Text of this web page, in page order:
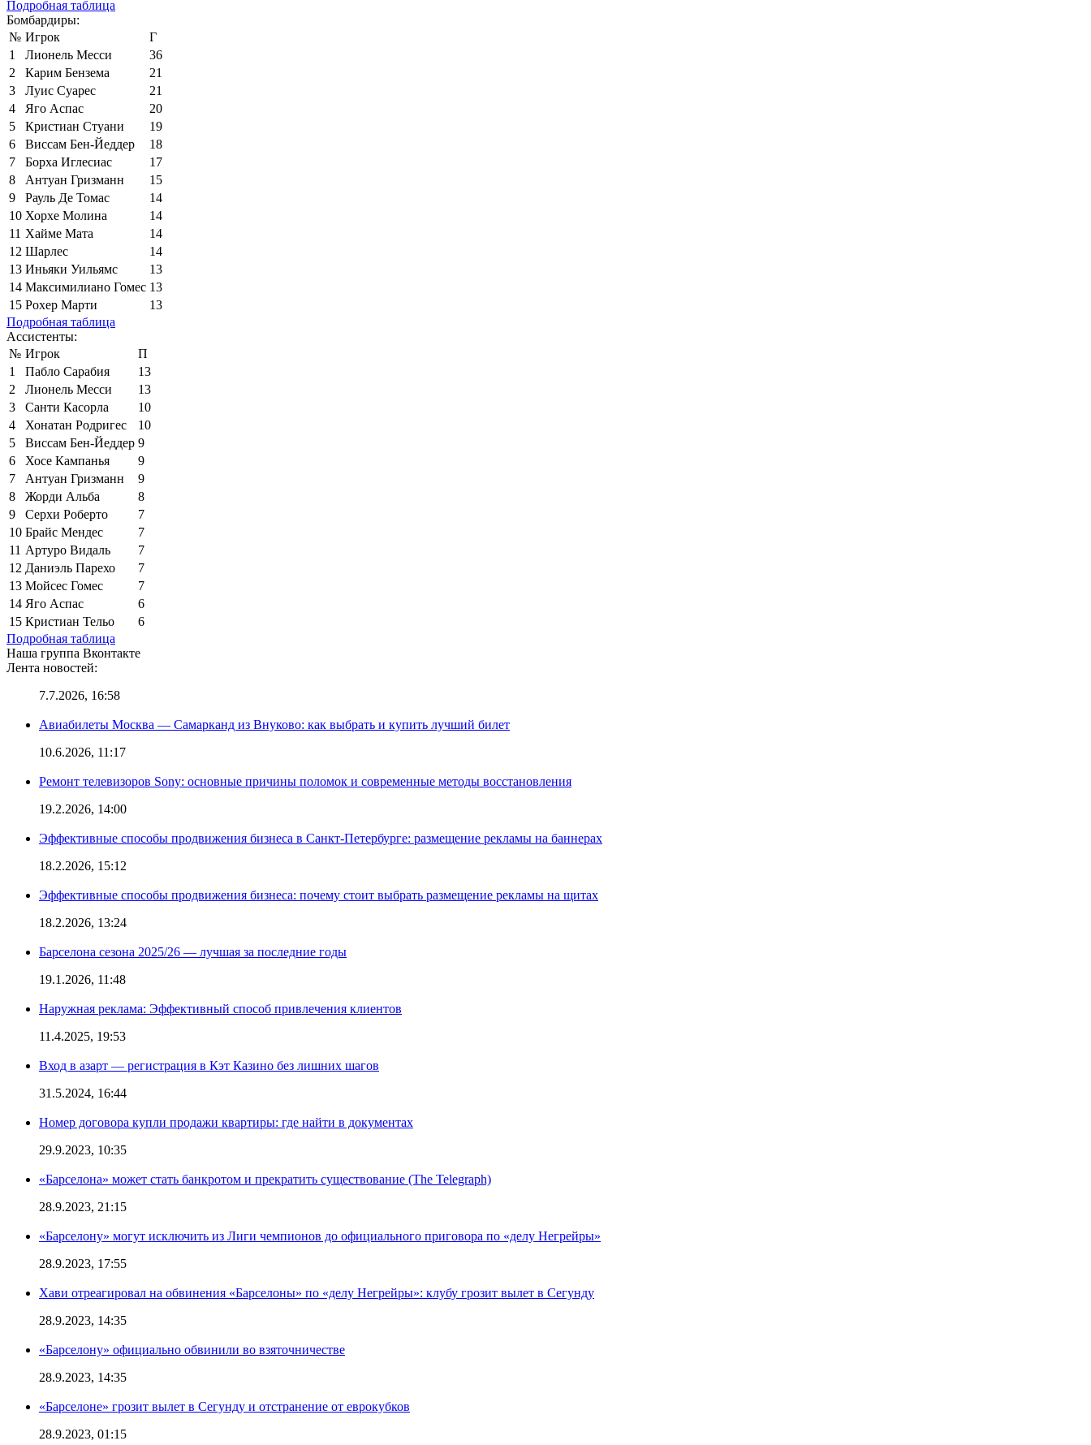
Подробная таблица
Бомбардиры:
№ Игрок
Г
1
Лионель Месси
36
2
Карим Бензема
21
3
Луис Суарес
21
4
Яго Аспас
20
5
Кристиан Стуани
19
6
Виссам Бен-Йеддер
18
7
Борха Иглесиас
17
8
Антуан Гризманн
15
9
Рауль Де Томас
14
10 Хорхе Молина
14
11 Хайме Мата
14
12 Шарлес
14
13 Иньяки Уильямс
13
14 Максимилиано Гомес 13
15 Рохер Марти
13
Подробная таблица
Ассистенты:
№ Игрок
П
1
Пабло Сарабия
13
2
Лионель Месси
13
3
Санти Касорла
10
4
Хонатан Родригес
10
5
Виссам Бен-Йеддер 9
6
Хосе Кампанья
9
7
Антуан Гризманн
9
8
Жорди Альба
8
9
Серхи Роберто
7
10 Брайс Мендес
7
11 Артуро Видаль
7
12 Даниэль Парехо
7
13 Мойсес Гомес
7
14 Яго Аспас
6
15 Кристиан Тельо
6
Подробная таблица
Наша группа Вконтакте
Лента новостей:
7.7.2026, 16:58
Авиабилеты Москва — Самарканд из Внуково: как выбрать и купить лучший билет
10.6.2026, 11:17
Ремонт телевизоров Sony: основные причины поломок и современные методы восстановления
19.2.2026, 14:00
Эффективные способы продвижения бизнеса в Санкт-Петербурге: размещение рекламы на баннерах
18.2.2026, 15:12
Эффективные способы продвижения бизнеса: почему стоит выбрать размещение рекламы на щитах
18.2.2026, 13:24
Барселона сезона 2025/26 — лучшая за последние годы
19.1.2026, 11:48
Наружная реклама: Эффективный способ привлечения клиентов
11.4.2025, 19:53
Вход в азарт — регистрация в Кэт Казино без лишних шагов
31.5.2024, 16:44
Номер договора купли продажи квартиры: где найти в документах
29.9.2023, 10:35
«Барселона» может стать банкротом и прекратить существование (The Telegraph)
28.9.2023, 21:15
«Барселону» могут исключить из Лиги чемпионов до официального приговора по «делу Негрейры»
28.9.2023, 17:55
Хави отреагировал на обвинения «Барселоны» по «делу Негрейры»: клубу грозит вылет в Сегунду
28.9.2023, 14:35
«Барселону» официально обвинили во взяточничестве
28.9.2023, 14:35
«Барселоне» грозит вылет в Сегунду и отстранение от еврокубков
28.9.2023, 01:15